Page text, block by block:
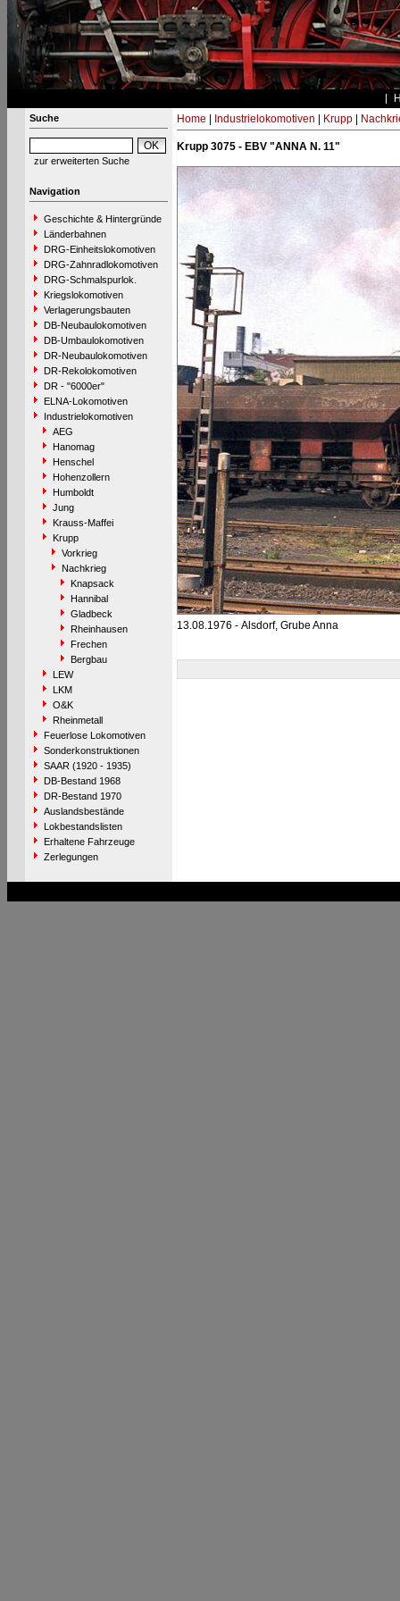
Suche
zur erweiterten Suche
Navigation
Geschichte & Hintergründe
Länderbahnen
DRG-Einheitslokomotiven
DRG-Zahnradlokomotiven
DRG-Schmalspurlok.
Kriegslokomotiven
Verlagerungsbauten
DB-Neubaulokomotiven
DB-Umbaulokomotiven
DR-Neubaulokomotiven
DR-Rekolokomotiven
DR - "6000er"
ELNA-Lokomotiven
Industrielokomotiven
AEG
Hanomag
Henschel
Hohenzollern
Humboldt
Jung
Krauss-Maffei
Krupp
Vorkrieg
Nachkrieg
Knapsack
Hannibal
Gladbeck
Rheinhausen
Frechen
Bergbau
LEW
LKM
O&K
Rheinmetall
Feuerlose Lokomotiven
Sonderkonstruktionen
SAAR (1920 - 1935)
DB-Bestand 1968
DR-Bestand 1970
Auslandsbestände
Lokbestandslisten
Erhaltene Fahrzeuge
Zerlegungen
Home Industrielokomotiven Krupp|
Krupp 3075 - EBV "ANNA N. 11"
13.08.1976 - Alsdorf, Grube Anna